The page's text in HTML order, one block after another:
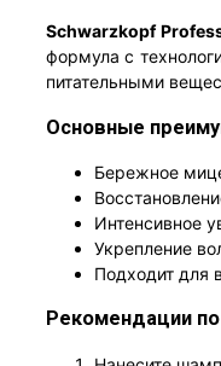
Schwarzkopf
формула с
питательными
Основные
Бережное
Интенсивное
Укрепление
Подходит для
Рекомендации